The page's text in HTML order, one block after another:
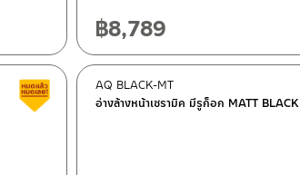
฿8,789
Clearance sale
อ่างล้างหน้าเซรามิค มีรูก็อก MATT BLACK
AQ BLACK-MT